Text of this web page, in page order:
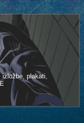
izložbe, plakati,